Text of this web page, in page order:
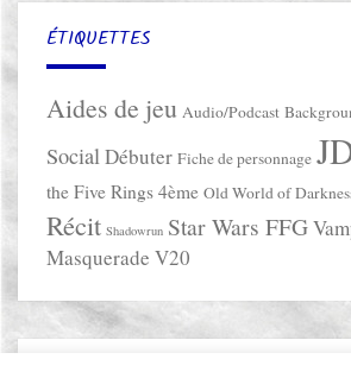
ÉTIQUETTES
Aides de jeu Audio/Podcast
Social Débuter Fiche de personnage
the Five Rings 4ème Old World of
Récit Shadowrun Star Wars FFG
Masquerade V20